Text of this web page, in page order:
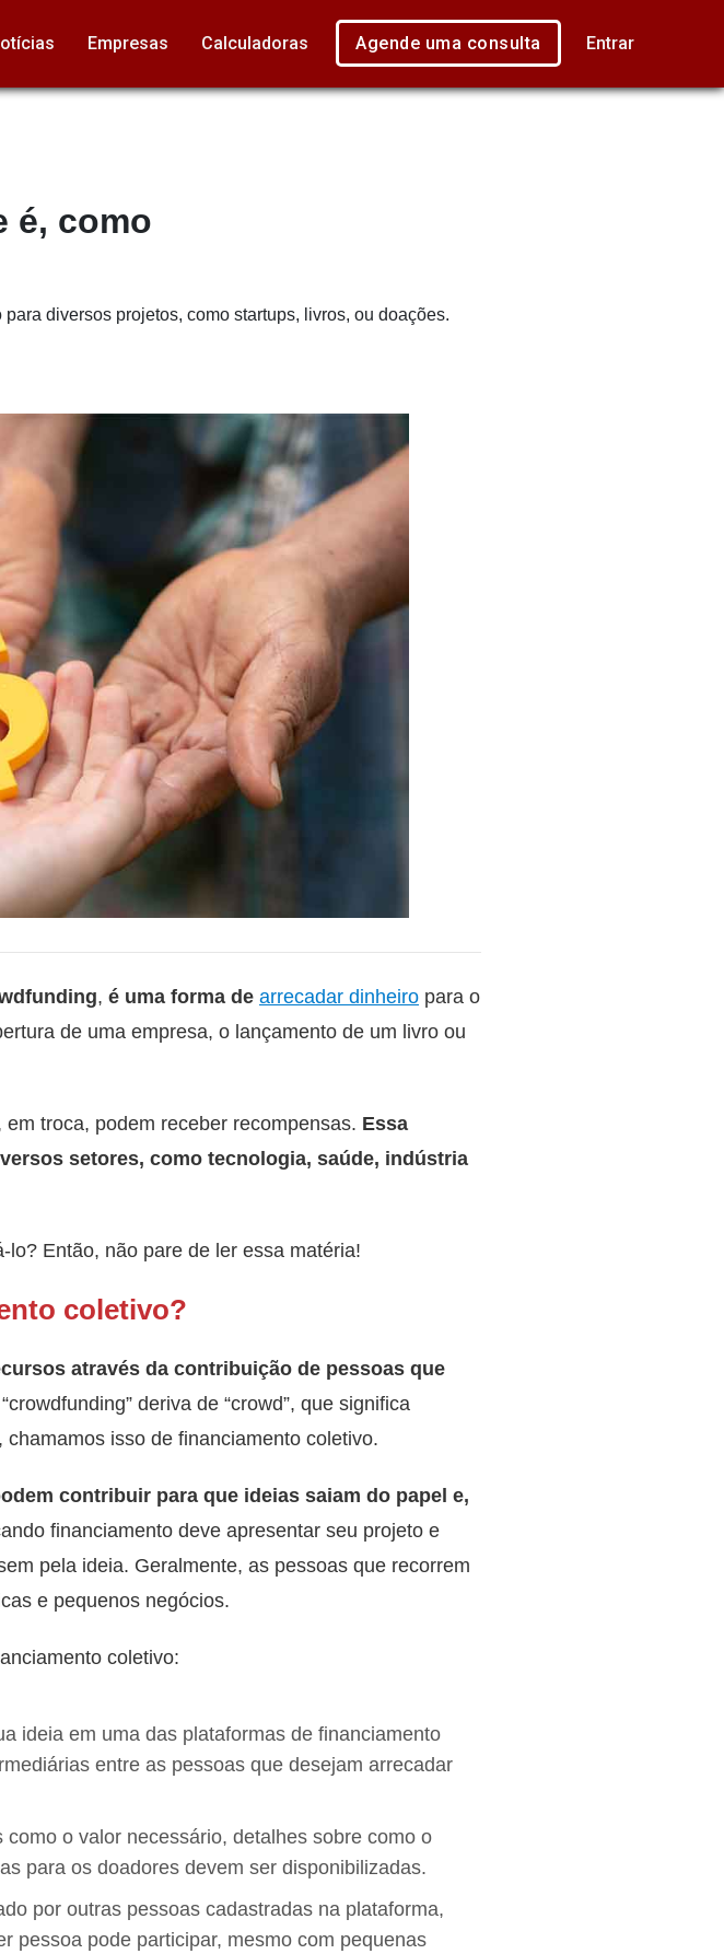
Empresas Calculadoras Agende uma consulta Entrar
é, como
diversos projetos, como startups, livros, ou doações.
, é uma forma de arrecadar dinheiro para o
de uma empresa, o lançamento de um livro ou
troca, podem receber recompensas. Essa
setores, como tecnologia, saúde, indústria
Então, não pare de ler essa matéria!
coletivo?
através da contribuição de pessoas que
deriva de “crowd”, que significa
isso de financiamento coletivo.
contribuir para que ideias saiam do papel e,
financiamento deve apresentar seu projeto e
pela ideia. Geralmente, as pessoas que recorrem
e pequenos negócios.
coletivo:
ideia em uma das plataformas de financiamento
entre as pessoas que desejam arrecadar
o valor necessário, detalhes sobre como o
para os doadores devem ser disponibilizadas.
por outras pessoas cadastradas na plataforma,
pessoa pode participar, mesmo com pequenas